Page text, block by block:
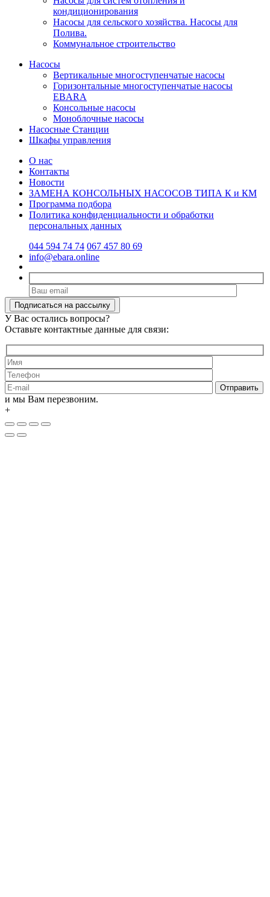
кондиционирования
Насосы для сельского хозяйства. Насосы для
Полива.
Коммунальное строительство
Насосы
Вертикальные многоступенчатые насосы
Горизонтальные многоступенчатые насосы
EBARA
Консольные насосы
Моноблочные насосы
Насосные Станции
Шкафы управления
О нас
Контакты
Новости
ЗАМЕНА КОНСОЛЬНЫХ НАСОСОВ ТИПА К и КМ
Программа подбора
Политика конфиденциальности и обработки
персональных данных
044 594 74 74 067 457 80 69
info@ebara.online
У Вас остались вопросы?
Оставьте контактные данные для связи:
и мы Вам перезвоним.
+